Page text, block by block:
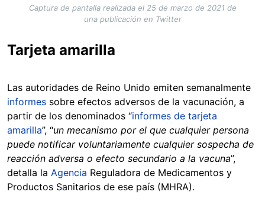
Captura de pantalla realizada el 25 de marzo de 2021 de
una publicación en Twitter
Tarjeta amarilla
Las autoridades de Reino Unido emiten semanalmente
informes sobre efectos adversos de la vacunación, a
partir de los denominados “informes de tarjeta
amarilla”, “un mecanismo por el que cualquier persona
puede notificar voluntariamente cualquier sospecha de
reacción adversa o efecto secundario a la vacuna”,
detalla la Agencia Reguladora de Medicamentos y
Productos Sanitarios de ese país (MHRA).